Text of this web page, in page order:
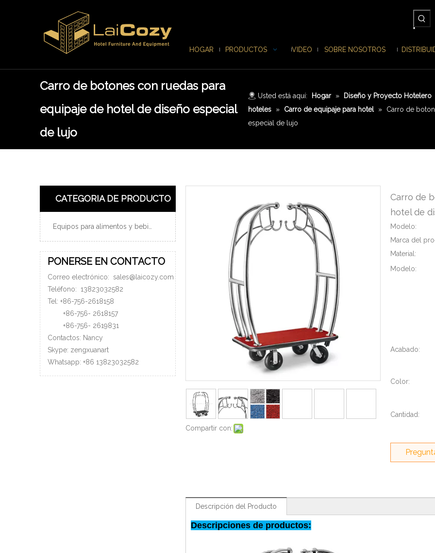
HOGAR PRODUCTOS VIDEO SOBRE NOSOTROS
Carro de botones con ruedas para
equipaje de hotel de diseño especial
de lujo
Usted está aquí: Hogar » Diseño y Proyecto Hotelero
hoteles
» Carro de equipaje para hotel »
Carro de
especial de lujo
CATEGORIA DE PRODUCTO
PONERSE EN CONTACTO
Correo electrónico: sales@laicozy.com
Teléfono: 13823032582
Tel: +86-756-2618158
+86-756- 2618157
+86-756- 2619831
Contactos: Nancy
Skype: zengxuanart
Whatsapp: +86 13823032582
Compartir con:
Carro de
hotel de
Modelo:
Marca del
Material:
Modelo:
Acabado:
Color:
Cantidad:
Descripción del Producto
Descripciones de productos: